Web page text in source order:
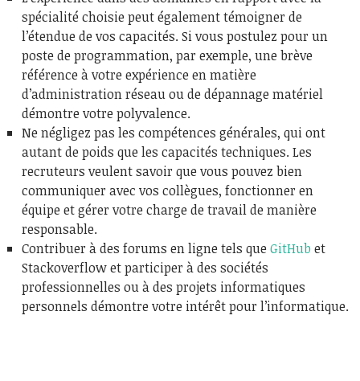
spécialité choisie peut également témoigner de
l’étendue de vos capacités. Si vous postulez pour un
poste de programmation, par exemple, une brève
référence à votre expérience en matière
d’administration réseau ou de dépannage matériel
démontre votre polyvalence.
Ne négligez pas les compétences générales, qui ont
autant de poids que les capacités techniques. Les
recruteurs veulent savoir que vous pouvez bien
communiquer avec vos collègues, fonctionner en
équipe et gérer votre charge de travail de manière
responsable.
Contribuer à des forums en ligne tels que GitHub et
Stackoverflow et participer à des sociétés
professionnelles ou à des projets informatiques
personnels démontre votre intérêt pour l’informatique.